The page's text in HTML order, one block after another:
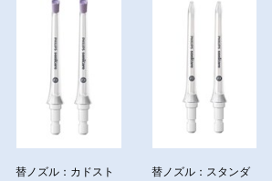
替ノズル：カドスト
替ノズル：スタンダ